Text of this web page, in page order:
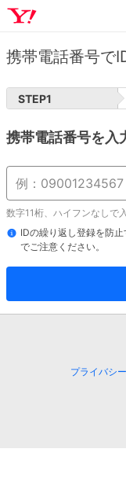
携帯電話番号で
STEP1
携帯電話番号を入
数字11桁、ハイフンなしで
IDの繰り返し登録を防
でご注意ください。
プライバシ